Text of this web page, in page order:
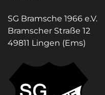
SG Bramsche 1966 e.V.
Bramscher Straße 12
49811 Lingen (Ems)